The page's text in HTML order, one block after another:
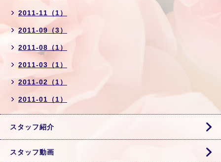
2011-11（1）
2011-09（3）
2011-08（1）
2011-03（1）
2011-02（1）
2011-01（1）
スタッフ紹介
スタッフ動画